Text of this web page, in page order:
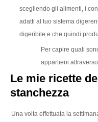
scegliendo gli alimenti, i
adatti al tuo sistema
digeribile e che quindi
Per capire quali
appartieni
Le mie ricette
stanchezza
Una volta effettuata la